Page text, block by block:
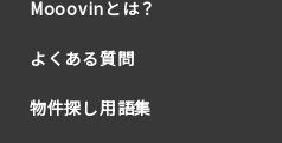
Mooovinとは？
よくある質問
物件探し用語集